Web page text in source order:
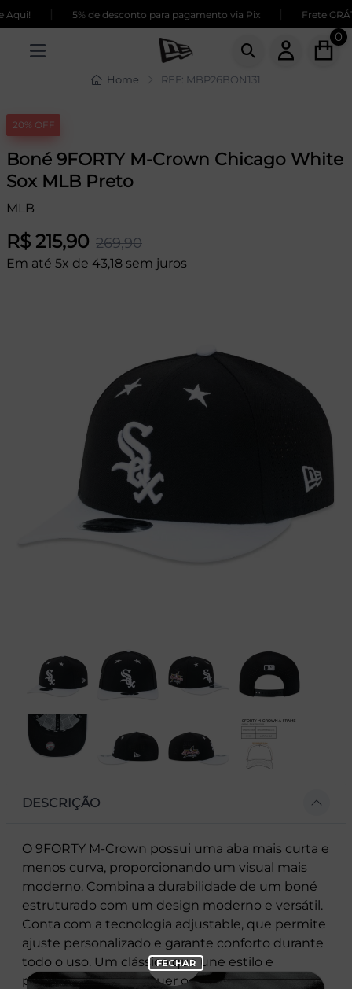
5% de desconto para pagamento via Pix Frete
0
Home REF: MBP26BON131
20% OFF
Boné 9FORTY M-Crown Chicago White
Sox MLB Preto
MLB
R$ 215,90 269,90
Em até 5x de 43,18 sem juros
DESCRIÇÃO
O 9FORTY M-Crown possui uma aba mais curta e
menos curva, proporcionando um visual mais
moderno. Combina a durabilidade de um boné
estruturado com um design moderno e versátil.
Conta com a tecnologia adjustable, que permite
ajuste personalizado e garante conforto durante
todo o uso. Um clássico que une estilo e
praticidade em qualquer ocasião.